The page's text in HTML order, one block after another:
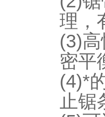
理，
(3)
密平
(4)*
止锯